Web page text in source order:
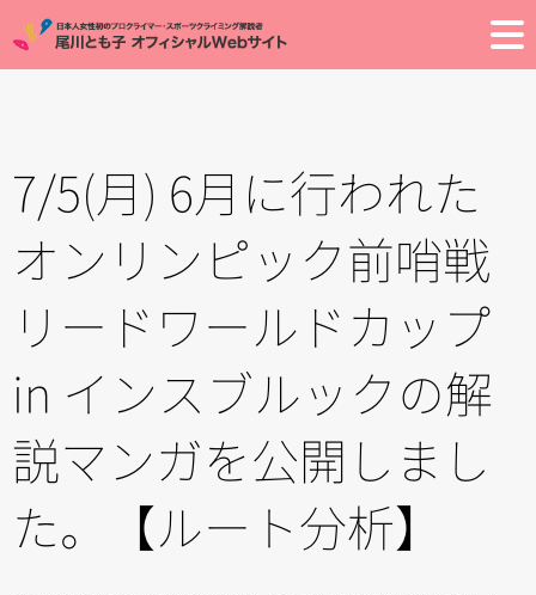
7/5(月) 6月に行われた
オンリンピック前哨戦
リードワールドカップ
in インスブルックの解
説マンガを公開しまし
た。【ルート分析】